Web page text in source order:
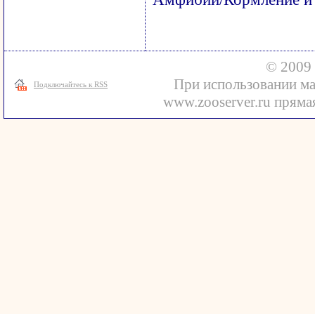
Подключайтесь к RSS
© 2009
При использовании
www.zooserver.ru